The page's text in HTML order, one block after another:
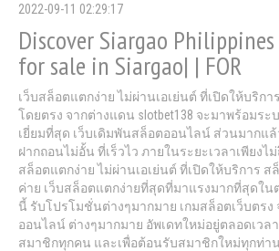
2022-09-11 02:29:17
Discover Siargao
for sale in Siargao| | FOR
เว็บสล็อตแตกง่าย ไม่ผ่านเอเย่นต์ ที่เปิดให้บริกา
โดยตรง จากต่างแดน slotbet138 จะมาพร้อมร
เยี่ยมที่สุด เว็บเดิมพันสล็อตออนไลน์ ส่วนมากแ
ฝากถอนไม่อั้น ที่เร็วไว ภายในระยะเวลาเพียงไม่
สล็อตแตกง่าย ไม่ผ่านเอเย่นต์ ที่เปิดให้บริการ
ค่าย เว็บสล็อตแตกง่ายที่สุดที่มาแรงมากที่สุดใ
นี้ รับโปรโมชั่นต่างๆมากมาย เกมสล็อตเว็บตรง
ออนไลน์ ต่างๆมากมาย อัพเดทใหม่อยู่ตลอดเวล
สมาชิกทุกคน และเพื่อต้อนรับสมาชิกใหม่ทุกท่า